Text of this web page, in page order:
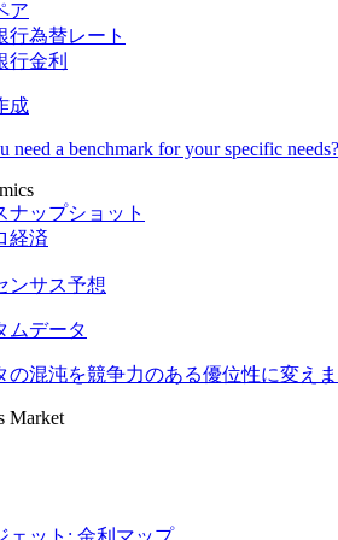
ア
行為替レート
行金利
成
need a benchmark for your specific needs?
ナップショット
経済
ンサス予想
ムデータ
の混沌を競争力のある優位性に変え
Market
ェット: 金利マップ